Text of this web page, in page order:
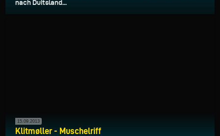
nach Duitsland...
15.09.2013
Klitmøller - Muschelriff